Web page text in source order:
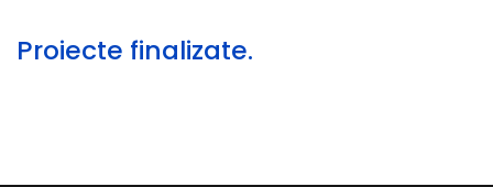
Proiecte finalizate.